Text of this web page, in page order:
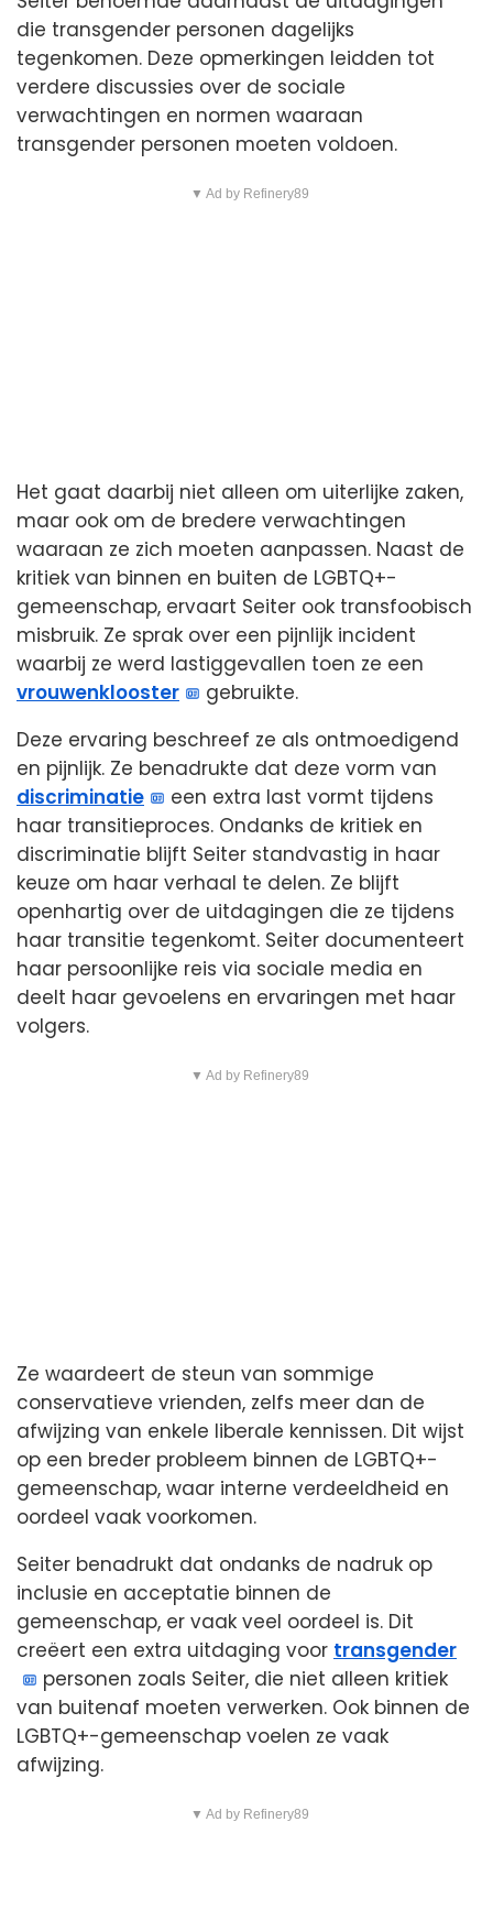
die transgender personen dagelijks
tegenkomen. Deze opmerkingen leidden tot
verdere discussies over de sociale
verwachtingen en normen waaraan
transgender personen moeten voldoen.
▼ Ad by Refinery89
Het gaat daarbij niet alleen om uiterlijke zaken,
maar ook om de bredere verwachtingen
waaraan ze zich moeten aanpassen. Naast de
kritiek van binnen en buiten de LGBTQ+-
gemeenschap, ervaart Seiter ook transfoobisch
misbruik. Ze sprak over een pijnlijk incident
waarbij ze werd lastiggevallen toen ze een
vrouwenklooster
gebruikte.
Deze ervaring beschreef ze als ontmoedigend
en pijnlijk. Ze benadrukte dat deze vorm van
discriminatie
een extra last vormt tijdens
haar transitieproces. Ondanks de kritiek en
discriminatie blijft Seiter standvastig in haar
keuze om haar verhaal te delen. Ze blijft
openhartig over de uitdagingen die ze tijdens
haar transitie tegenkomt. Seiter documenteert
haar persoonlijke reis via sociale media en
deelt haar gevoelens en ervaringen met haar
volgers.
▼ Ad by Refinery89
Ze waardeert de steun van sommige
conservatieve vrienden, zelfs meer dan de
afwijzing van enkele liberale kennissen. Dit wijst
op een breder probleem binnen de LGBTQ+-
gemeenschap, waar interne verdeeldheid en
oordeel vaak voorkomen.
Seiter benadrukt dat ondanks de nadruk op
inclusie en acceptatie binnen de
gemeenschap, er vaak veel oordeel is. Dit
creëert een extra uitdaging voor transgender
personen zoals Seiter, die niet alleen kritiek
van buitenaf moeten verwerken. Ook binnen de
LGBTQ+-gemeenschap voelen ze vaak
afwijzing.
▼ Ad by Refinery89